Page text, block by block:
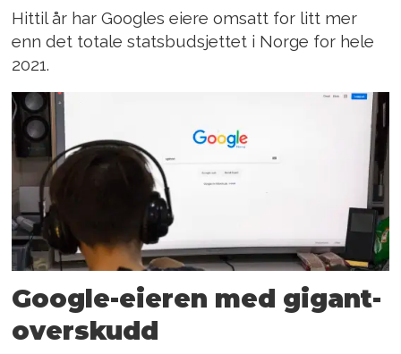
Hittil år har Googles eiere omsatt for litt mer
enn det totale statsbudsjettet i Norge for hele
2021.
Google-eieren med gigant-
overskudd